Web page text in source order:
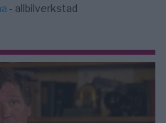
- allbilverkstad